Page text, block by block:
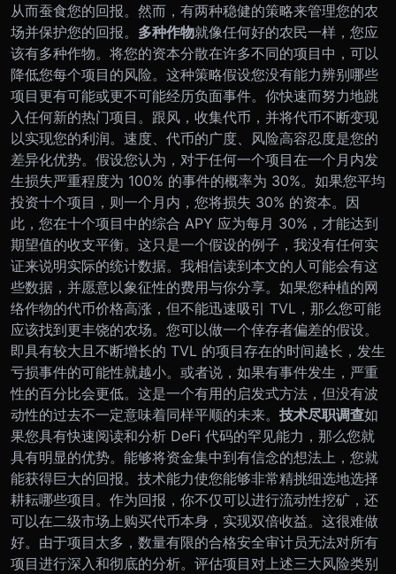
从而蚕食您的回报。 然而，有两种稳健的策略来管理您的农
场并保护您的回报。 多种作物就像任何好的农民一样，您应
该有多种作物。将您的资本分散在许多不同的项目中，可以
降低您每个项目的风险。这种策略假设您没有能力辨别哪些
项目更有可能或更不可能经历负面事件。你快速而努力地跳
入任何新的热门项目。跟风，收集代币，并将代币不断变现
以实现您的利润。速度、代币的广度、风险高容忍度是您的
差异化优势。 假设您认为，对于任何一个项目在一个月内发
生损失严重程度为 100% 的事件的概率为 30%。如果您平均
投资十个项目，则一个月内，您将损失 30% 的资本。因
此，您在十个项目中的综合 APY 应为每月 30%，才能达到
期望值的收支平衡。这只是一个假设的例子，我没有任何实
证来说明实际的统计数据。我相信读到本文的人可能会有这
些数据，并愿意以象征性的费用与你分享。 如果您种植的网
络作物的代币价格高涨，但不能迅速吸引 TVL，那么您可能
应该找到更丰饶的农场。您可以做一个倖存者偏差的假设。
即具有较大且不断增长的 TVL 的项目存在的时间越长，发生
亏损事件的可能性就越小。或者说，如果有事件发生，严重
性的百分比会更低。这是一个有用的启发式方法，但没有波
动性的过去不一定意味着同样平顺的未来。 技术尽职调查如
果您具有快速阅读和分析 DeFi 代码的罕见能力，那么您就
具有明显的优势。能够将资金集中到有信念的想法上，您就
能获得巨大的回报。技术能力使您能够非常精挑细选地选择
耕耘哪些项目。作为回报，你不仅可以进行流动性挖矿，还
可以在二级市场上购买代币本身，实现双倍收益。 这很难做
好。由于项目太多，数量有限的合格安全审计员无法对所有
项目进行深入和彻底的分析。评估项目对上述三大风险类别